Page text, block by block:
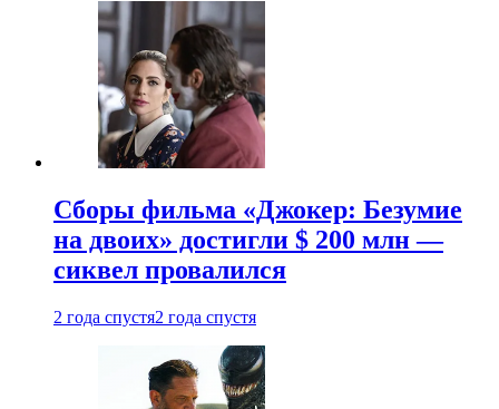
Сборы фильма «Джокер: Безумие
на двоих» достигли $ 200 млн —
сиквел провалился
2 года спустя2 года спустя